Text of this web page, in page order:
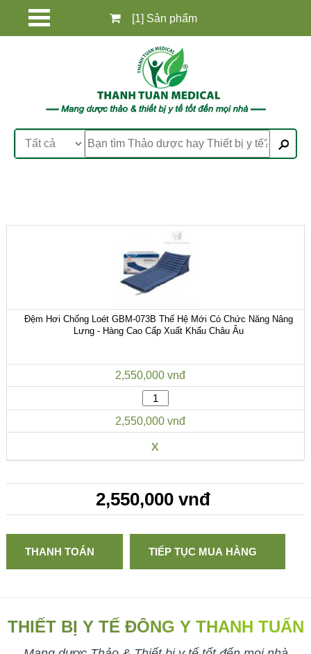
[1] Sản phẩm
Đệm Hơi Chống Loét GBM-073B Thế Hệ Mới Có Chức Năng Nâng
Lưng - Hàng Cao Cấp Xuất Khẩu Châu Âu
2,550,000 vnđ
2,550,000 vnđ
x
2,550,000 vnđ
THANH TOÁN TIẾP TỤC MUA HÀNG
THIẾT BỊ Y TẾ ĐÔNG Y THANH TUẤN